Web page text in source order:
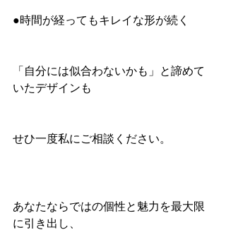
●時間が経ってもキレイな形が続く
「自分には似合わないかも」と諦めて
いたデザインも
せひ一度私にご相談ください。
あなたならではの個性と魅力を最大限
に引き出し、